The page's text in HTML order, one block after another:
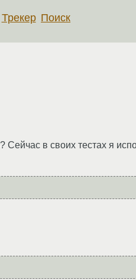
Трекер Поиск
в своих тестах я